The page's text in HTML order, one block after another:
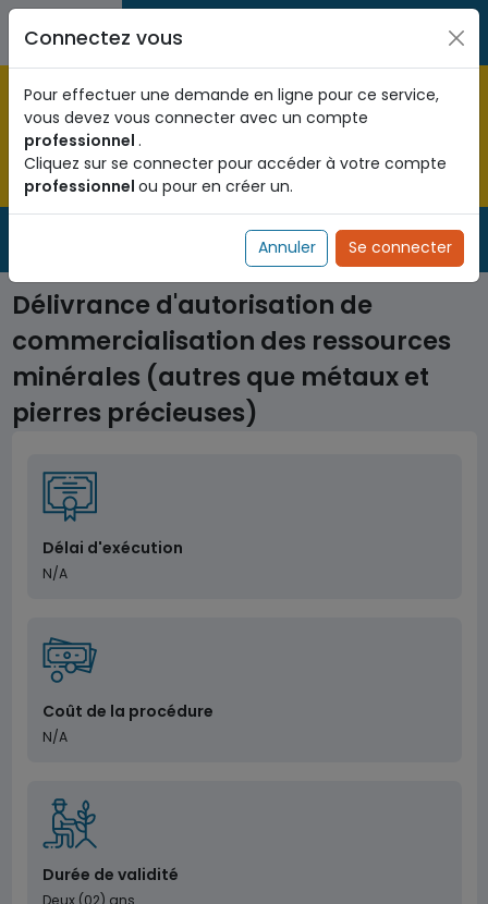
Aller au contenu principal
Citoyens
Pré-enregistrez vous dès maintenant pour le programme
national d'identification biométrique et
obtenez votre Numéro d'Identification Unique (NIU) en
cliquantICI.
Fermer
de l'administration togolaise
Délivrance d'autorisation de
commercialisation des ressources
minérales (autres que métaux et
pierres précieuses)
Délai d'exécution
N/A
Coût de la procédure
N/A
Durée de validité
Deux (02) ans
Connectez vous
Pour effectuer une demande en ligne pour ce service,
vous devez vous connecter avec un compte
professionnel .
Cliquez sur se connecter pour accéder à votre compte
professionnel ou pour en créer un.
Annuler Se connecter